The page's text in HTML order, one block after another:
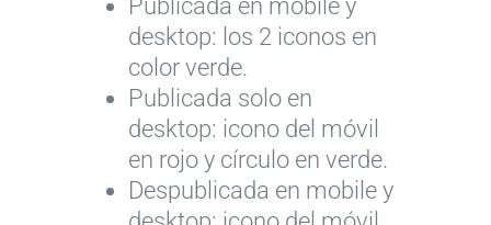
Publicada en mobile y
desktop: los 2 iconos en
color verde.
Publicada solo en
desktop: icono del móvil
en rojo y círculo en verde.
Despublicada en mobile y